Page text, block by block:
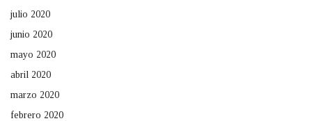
julio 2020
junio 2020
mayo 2020
abril 2020
marzo 2020
febrero 2020